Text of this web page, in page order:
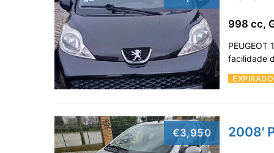
EXPIRADO
998 cc,
facilidade
€3,950 2008'